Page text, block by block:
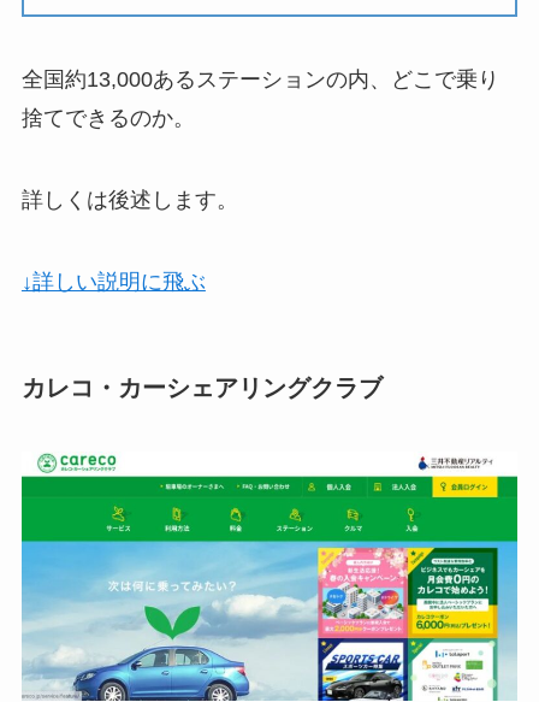
全国約13,000あるステーションの内、どこで乗り
捨てできるのか。
詳しくは後述します。
↓詳しい説明に飛ぶ
カレコ・カーシェアリングクラブ